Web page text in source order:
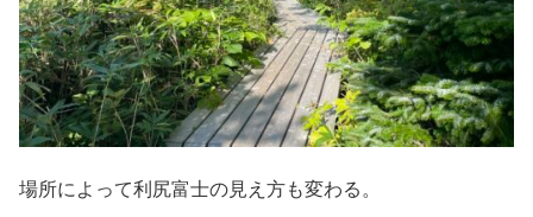
場所によって利尻富士の見え方も変わる。